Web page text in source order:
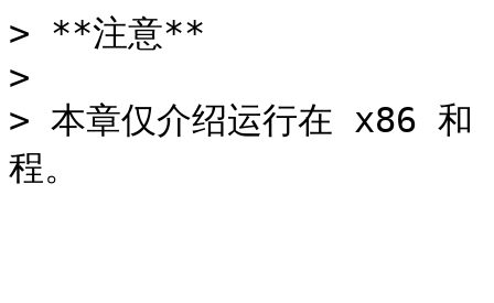
> **注意**
>
> 本章仅介绍运行在 x86 和